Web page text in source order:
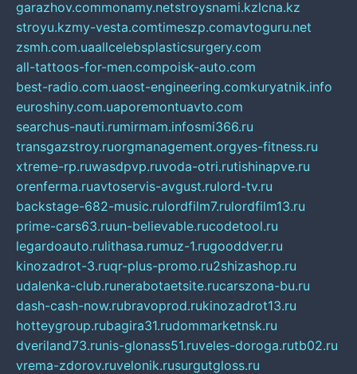
garazhov.commonamy.netstroysnami.kzlcna.kz
stroyu.kzmy-vesta.comtimeszp.comavtoguru.net
zsmh.com.uaallcelebsplasticsurgery.com
all-tattoos-for-men.compoisk-auto.com
best-radio.com.uaost-engineering.comkuryatnik.info
euroshiny.com.uaporemontuavto.com
searchus-nauti.rumirmam.infosmi366.ru
transgazstroy.ruorgmanagement.orgyes-fitness.ru
xtreme-rp.ruwasdpvp.ruvoda-otri.rutishinapve.ru
orenferma.ruavtoservis-avgust.rulord-tv.ru
backstage-682-music.rulordfilm7.rulordfilm13.ru
prime-cars63.ruun-believable.rucodetool.ru
legardoauto.rulithasa.rumuz-1.rugooddver.ru
kinozadrot-3.ruqr-plus-promo.ru2shizashop.ru
udalenka-club.runerabotaetsite.rucarszona-bu.ru
dash-cash-now.rubravoprod.rukinozadrot13.ru
hotteygroup.rubagira31.rudommarketnsk.ru
dveriland73.runis-glonass51.ruveles-doroga.rutb02.ru
vrema-zdorov.ruvelonik.rusurgutgloss.ru